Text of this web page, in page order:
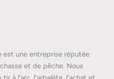
est une entreprise réputée
et de pêche. Nous